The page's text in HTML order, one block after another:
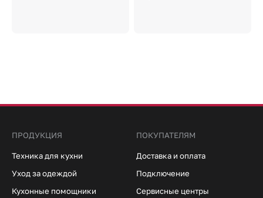
ПРОДУКЦИЯ
Техника для кухни
Уход за одеждой
Кухонные помощники
ПОКУПАТЕЛЯМ
Доставка и оплата
Подключение
Сервисные центры